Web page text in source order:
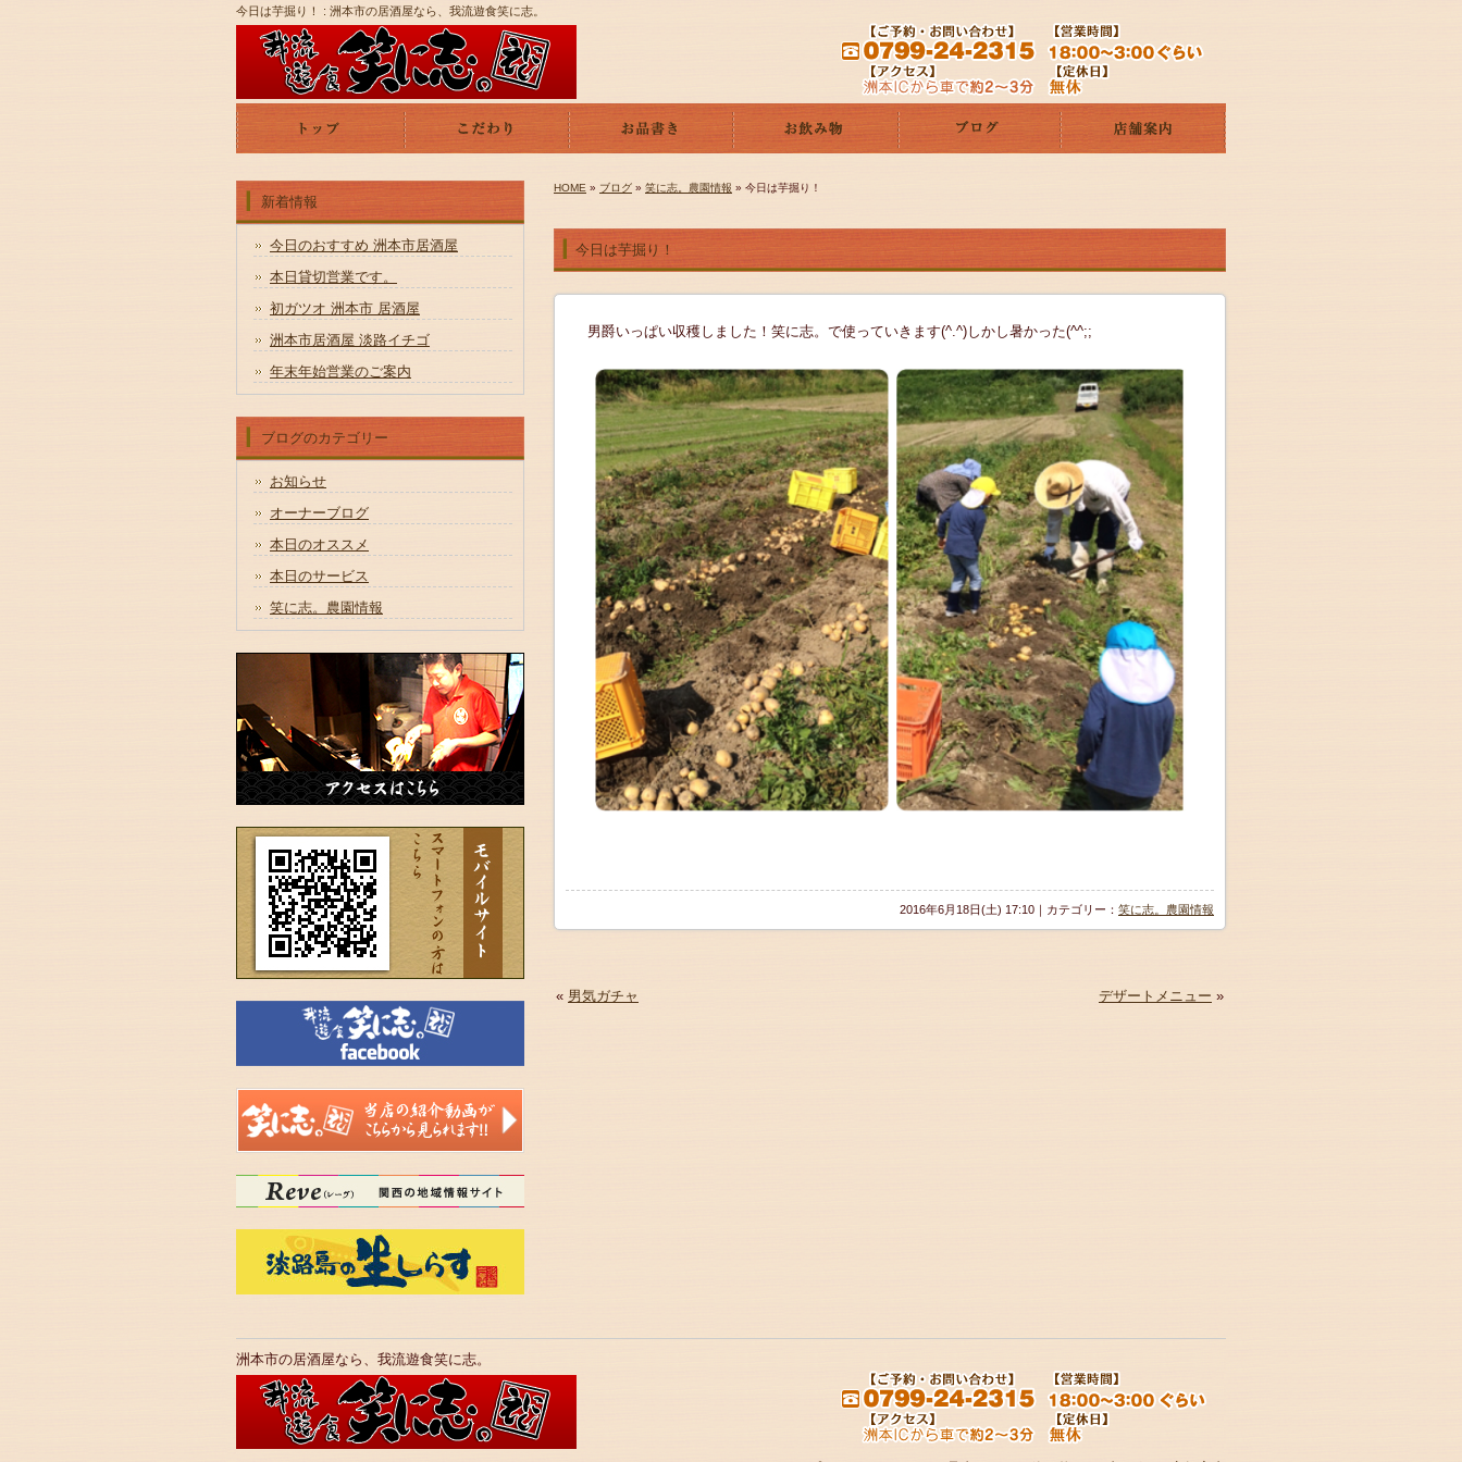
今日は芋掘り！ : 洲本市の居酒屋なら、我流遊食笑に志。
HOME » ブログ » 笑に志。農園情報 » 今日は芋掘り！
今日は芋掘り！
男爵いっぱい収穫しました！笑に志。で使っていきます(^.^)しかし暑かった(^^;;
2016年6月18日(土) 17:10｜カテゴリー： 笑に志。農園情報
« 男気ガチャ デザートメニュー »
新着情報
今日のおすすめ 洲本市居酒屋
本日貸切営業です。
初ガツオ 洲本市 居酒屋
洲本市居酒屋 淡路イチゴ
年末年始営業のご案内
ブログのカテゴリー
お知らせ
オーナーブログ
本日のオススメ
本日のサービス
笑に志。農園情報
洲本市の居酒屋なら、我流遊食笑に志。